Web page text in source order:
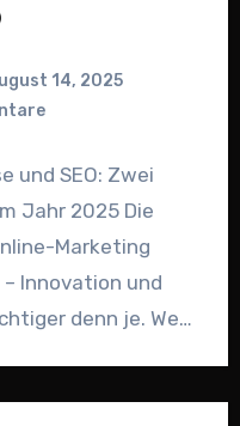
14, 2025
und SEO: Zwei
Jahr 2025 Die
Marketing
Innovation und
denn je. Wer